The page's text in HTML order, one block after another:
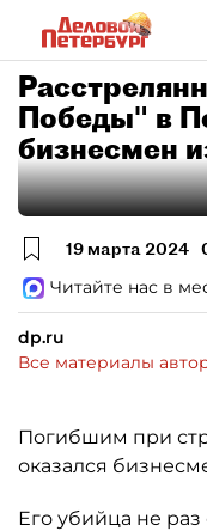
Победы" в
бизнесмен
19 марта 2024
Читайте нас в
dp.ru
Все материалы
Погибшим при
оказался
Его убийца не